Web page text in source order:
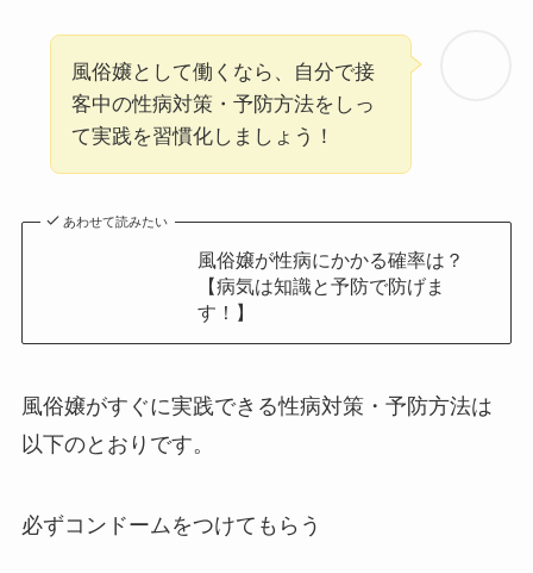
風俗嬢として働くなら、自分で接
客中の性病対策・予防方法をしっ
て実践を習慣化しましょう！
あわせて読みたい
風俗嬢が性病にかかる確率は？
【病気は知識と予防で防げま
す！】
風俗嬢がすぐに実践できる性病対策・予防方法は
以下のとおりです。
必ずコンドームをつけてもらう